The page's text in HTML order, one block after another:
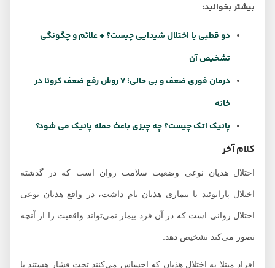
بیشتر بخوانید:
دو قطبی یا اختلال شیدایی چیست؟ + علائم و چگونگی
تشخیص آن
درمان فوری ضعف و بی حالی؛ 7 روش رفع ضعف کرونا در
پانیک اتک چیست؟ چه چیزی باعث حمله پانیک می شود؟
کلام آخر
اختلال هذیان نوعی وضعیت سلامت روان است که در گذشته
اختلال پارانوئید یا بیماری هذیان نام داشت، در واقع هذیان نوعی
اختلال روانی است که در آن فرد بیمار نمی‌تواند واقعیت را از آنچه
تصور می‌کند تشخیص دهد.
افراد مبتلا به اختلال هذیان که احساس می‌کنند تحت فشار هستند یا